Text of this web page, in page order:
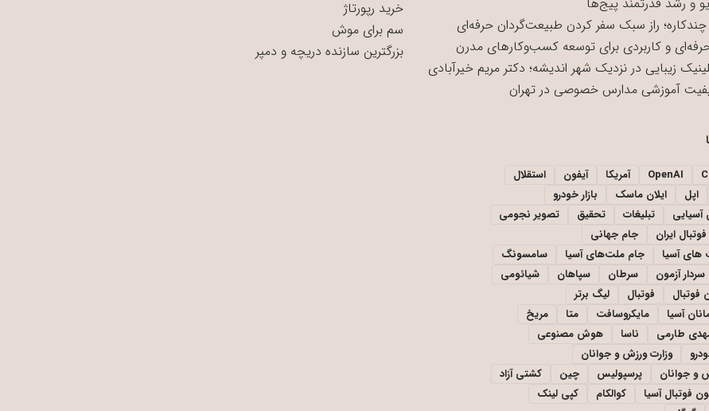
راز سبک سفر کردن طبیعت‌گردان حرفه‌ای
و کاربردی برای توسعه کسب‌وکارهای مدرن
زیبایی در نزدیک شهر اندیشه؛ دکتر مریم خیرآبادی
آموزشی مدارس خصوصی در تهران
خرید رپورتاژ
سم برای موش
بزرگترین سازنده دریچه و دمپر
OpenAI آمریکا آیفون
استقلال
اپل ایلان ماسک
بازار خودرو
آسیایی
تبلیغات تحقیق
تصویر نجومی
ایران
جام جهانی
های آسیا
جام ملت‌های آسیا
سامسونگ
سردار آزمون سرطان سپاهان
شیائومی
فوتبال
فوتبال
لیگ برتر
آسیا
مایکروسافت متا
مریخ
طارمی ناسا
هوش مصنوعی
وزارت ورزش و جوانان
و جوانان
پرسپولیس چین
کشتی آزاد
فوتبال آسیا
کوالکام
کپی لینک